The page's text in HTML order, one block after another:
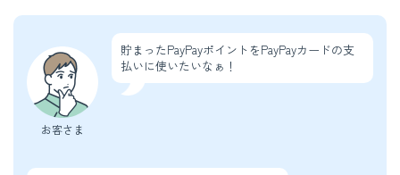
お客さま
貯まったPayPayポイントをPayPayカードの支
払いに使いたいなぁ！